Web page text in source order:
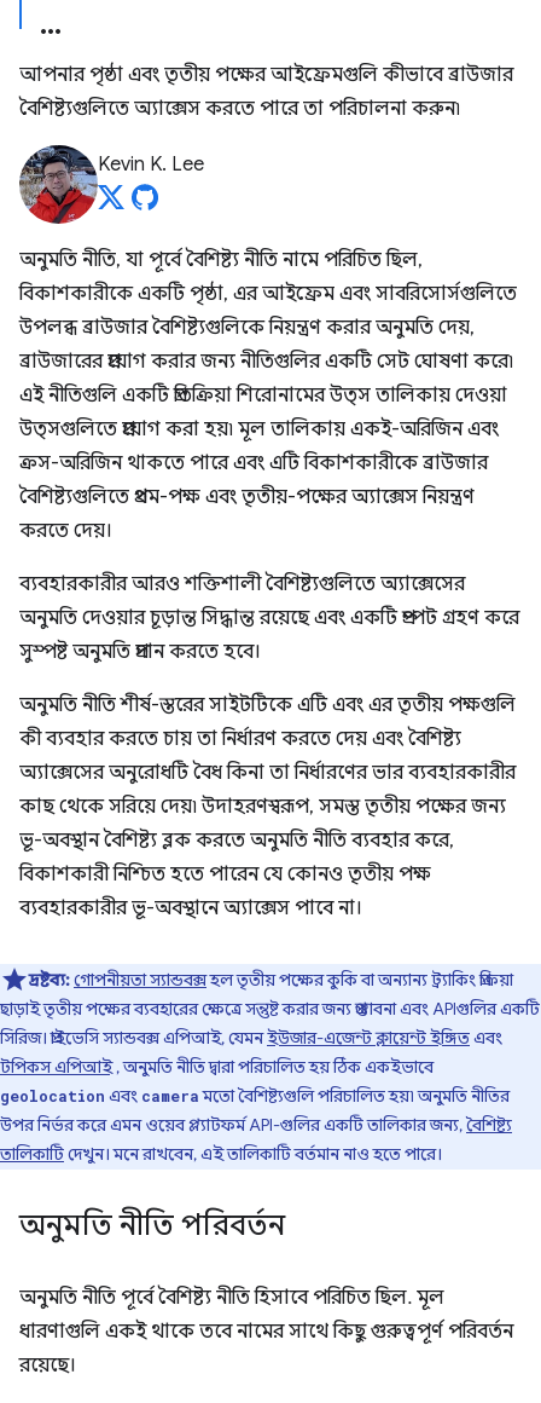
আপনার পৃষ্ঠা এবং তৃতীয় পক্ষের আইফ্রেমগুলি কীভাবে ব্রাউজার
বৈশিষ্ট্যগুলিতে অ্যাক্সেস করতে পারে তা পরিচালনা করুন৷
Kevin K. Lee
অনুমতি নীতি, যা পূর্বে বৈশিষ্ট্য নীতি নামে পরিচিত ছিল,
বিকাশকারীকে একটি পৃষ্ঠা, এর আইফ্রেম এবং সাবরিসোর্সগুলিতে
উপলব্ধ ব্রাউজার বৈশিষ্ট্যগুলিকে নিয়ন্ত্রণ করার অনুমতি দেয়,
ব্রাউজারের প্রয়োগ করার জন্য নীতিগুলির একটি সেট ঘোষণা করে৷
এই নীতিগুলি একটি প্রতিক্রিয়া শিরোনামের উত্স তালিকায় দেওয়া
উত্সগুলিতে প্রয়োগ করা হয়৷ মূল তালিকায় একই-অরিজিন এবং
ক্রস-অরিজিন থাকতে পারে এবং এটি বিকাশকারীকে ব্রাউজার
বৈশিষ্ট্যগুলিতে প্রথম-পক্ষ এবং তৃতীয়-পক্ষের অ্যাক্সেস নিয়ন্ত্রণ
করতে দেয়।
ব্যবহারকারীর আরও শক্তিশালী বৈশিষ্ট্যগুলিতে অ্যাক্সেসের
অনুমতি দেওয়ার চূড়ান্ত সিদ্ধান্ত রয়েছে এবং একটি প্রম্পট গ্রহণ করে
সুস্পষ্ট অনুমতি প্রদান করতে হবে।
অনুমতি নীতি শীর্ষ-স্তরের সাইটটিকে এটি এবং এর তৃতীয় পক্ষগুলি
কী ব্যবহার করতে চায় তা নির্ধারণ করতে দেয় এবং বৈশিষ্ট্য
অ্যাক্সেসের অনুরোধটি বৈধ কিনা তা নির্ধারণের ভার ব্যবহারকারীর
কাছ থেকে সরিয়ে দেয়৷ উদাহরণস্বরূপ, সমস্ত তৃতীয় পক্ষের জন্য
ভূ-অবস্থান বৈশিষ্ট্য ব্লক করতে অনুমতি নীতি ব্যবহার করে,
বিকাশকারী নিশ্চিত হতে পারেন যে কোনও তৃতীয় পক্ষ
ব্যবহারকারীর ভূ-অবস্থানে অ্যাক্সেস পাবে না।
দ্রষ্টব্য:গোপনীয়তা স্যান্ডবক্সহল তৃতীয় পক্ষের কুকি বা অন্যান্য ট্র্যাকিং প্রক্রিয়া
ছাড়াই তৃতীয় পক্ষের ব্যবহারের ক্ষেত্রে সন্তুষ্ট করার জন্য প্রস্তাবনা এবং APIগুলির একটি
সিরিজ। প্রাইভেসি স্যান্ডবক্স এপিআই, যেমনইউজার-এজেন্ট ক্লায়েন্ট ইঙ্গিতএবং
টপিকস এপিআই, অনুমতি নীতি দ্বারা পরিচালিত হয় ঠিক একইভাবে
geolocation এবং cameraমতো বৈশিষ্ট্যগুলি পরিচালিত হয়৷ অনুমতি নীতির
উপর নির্ভর করে এমন ওয়েব প্ল্যাটফর্ম API-গুলির একটি তালিকার জন্য,বৈশিষ্ট্য
তালিকাটিদেখুন। মনে রাখবেন, এই তালিকাটি বর্তমান নাও হতে পারে।
অনুমতি নীতি পরিবর্তন
অনুমতি নীতি পূর্বে বৈশিষ্ট্য নীতি হিসাবে পরিচিত ছিল. মূল
ধারণাগুলি একই থাকে তবে নামের সাথে কিছু গুরুত্বপূর্ণ পরিবর্তন
রয়েছে।